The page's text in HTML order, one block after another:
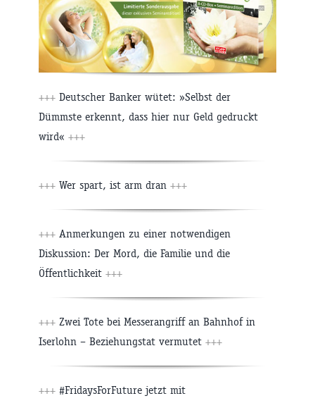
+++ Deutscher Banker wütet: »Selbst der
Dümmste erkennt, dass hier nur Geld gedruckt
wird« +++
+++ Wer spart, ist arm dran +++
+++ Anmerkungen zu einer notwendigen
Diskussion: Der Mord, die Familie und die
Öffentlichkeit +++
+++ Zwei Tote bei Messerangriff an Bahnhof in
Iserlohn – Beziehungstat vermutet +++
+++ #FridaysForFuture jetzt mit